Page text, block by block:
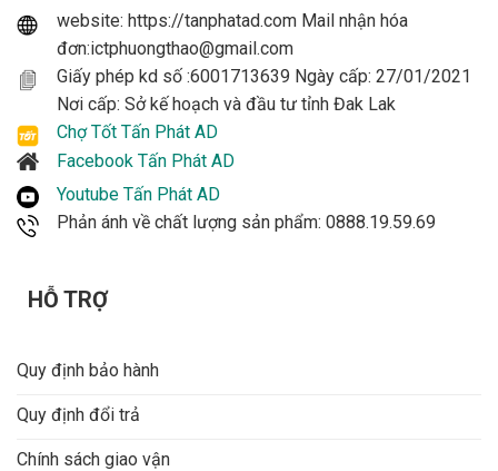
website: https://tanphatad.com Mail nhận hóa
đơn:ictphuongthao@gmail.com
Giấy phép kd số :6001713639 Ngày cấp: 27/01/2021
Nơi cấp: Sở kế hoạch và đầu tư tỉnh Đak Lak
Chợ Tốt Tấn Phát AD
Facebook Tấn Phát AD
Youtube Tấn Phát AD
Phản ánh về chất lượng sản phẩm: 0888.19.59.69
HỖ TRỢ
Quy định bảo hành
Quy định đổi trả
Chính sách giao vận